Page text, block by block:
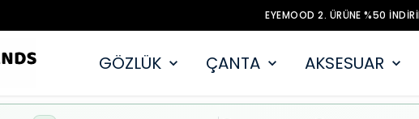
EYEMOOD 2. ÜRÜNE %50
GÖZLÜK ÇANTA AKSESUAR